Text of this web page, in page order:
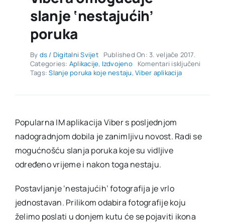
slanje ‘nestajućih’
poruka
By ds / Digitalni Svijet
Published On: 3. veljače 2017.
Categories: Aplikacije, Izdvojeno Komentari isključeni
Tags:Slanje poruka koje nestaju,Viber aplikacija
Popularna IM aplikacija Viber s posljednjom
nadogradnjom dobila je zanimljivu novost. Radi se
mogućnošću slanja poruka koje su vidljive
određeno vrijeme i nakon toga nestaju.
Postavljanje ‘nestajućih’ fotografija je vrlo
jednostavan. Prilikom odabira fotografije koju
želimo poslati u donjem kutu će se pojaviti ikona